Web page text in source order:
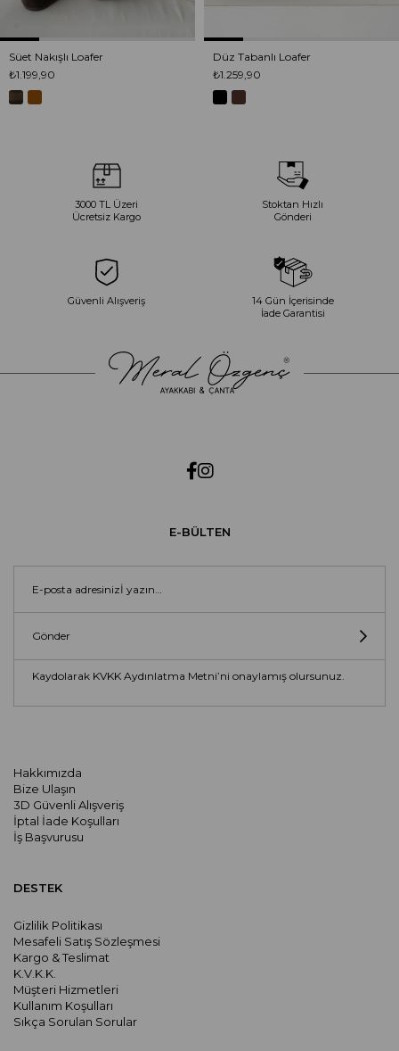
Süet Nakışlı Loafer
₺1.199,90
Düz Tabanlı Loafer
₺1.259,90
3000 TL Üzeri
Ücretsiz Kargo
Stoktan Hızlı
Gönderi
Güvenli Alışveriş
14 Gün İçerisinde
İade Garantisi
Hakkımızda
Bize Ulaşın
3D Güvenli Alışveriş
İptal İade Koşulları
İş Başvurusu
E-BÜLTEN
Gönder
Kaydolarak KVKK Aydınlatma Metni’ni onaylamış olursunuz.
DESTEK
Gizlilik Politikası
Mesafeli Satış Sözleşmesi
Kargo & Teslimat
K.V.K.K.
Müşteri Hizmetleri
Kullanım Koşulları
Sıkça Sorulan Sorular